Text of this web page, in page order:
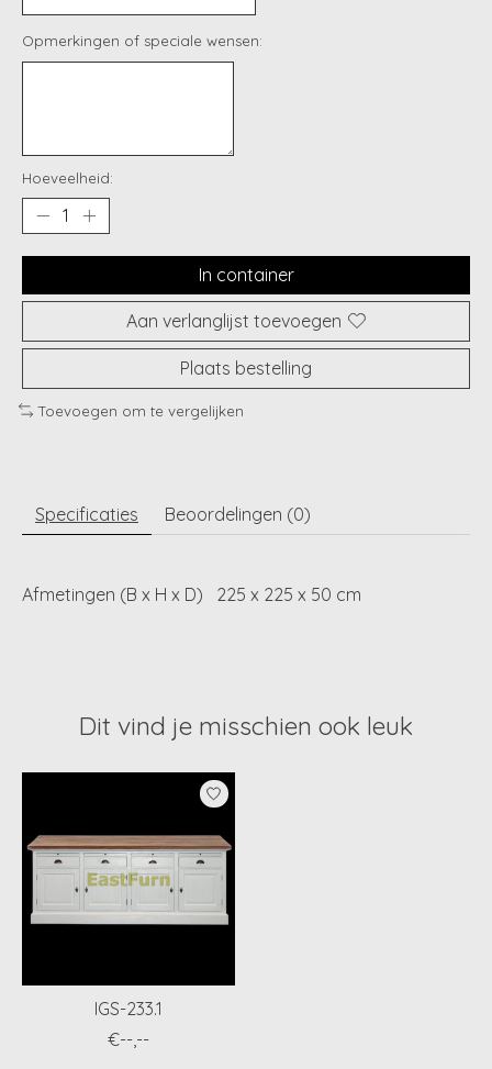
Opmerkingen of speciale wensen:
Hoeveelheid:
In container
Aan verlanglijst toevoegen
Plaats bestelling
Toevoegen om te vergelijken
Specificaties Beoordelingen (0)
Afmetingen (B x H x D) 225 x 225 x 50 cm
Dit vind je misschien ook leuk
Items van productcarrousel
IGS-233.1
€--,--